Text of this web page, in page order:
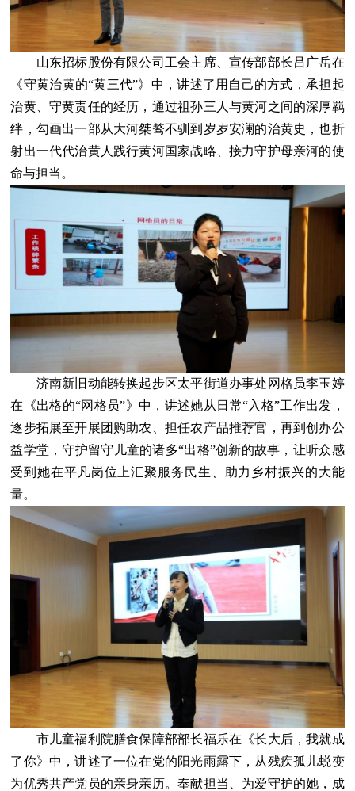
山东招标股份有限公司工会主席、宣传部部长吕广岳在
《守黄治黄的“黄三代”》中，讲述了用自己的方式，承担起
治黄、守黄责任的经历，通过祖孙三人与黄河之间的深厚羁
绊，勾画出一部从大河桀骜不驯到岁岁安澜的治黄史，也折
射出一代代治黄人践行黄河国家战略、接力守护母亲河的使
命与担当。
济南新旧动能转换起步区太平街道办事处网格员李玉婷
在《出格的“网格员”》中，讲述她从日常“入格”工作出发，
逐步拓展至开展团购助农、担任农产品推荐官，再到创办公
益学堂，守护留守儿童的诸多“出格”创新的故事，让听众感
受到她在平凡岗位上汇聚服务民生、助力乡村振兴的大能
量。
市儿童福利院膳食保障部部长福乐在《长大后，我就成
了你》中，讲述了一位在党的阳光雨露下，从残疾孤儿蜕变
为优秀共产党员的亲身亲历。奉献担当、为爱守护的她，成